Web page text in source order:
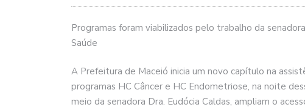
Programas foram viabilizados pelo trabalho da
Saúde
A Prefeitura de Maceió inicia um novo capítulo na
programas HC Câncer e HC Endometriose, na noite
meio da senadora Dra. Eudócia Caldas, ampliam o